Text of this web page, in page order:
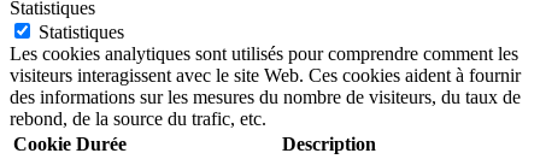
Statistiques
Statistiques
Les cookies analytiques sont utilisés pour comprendre comment les
visiteurs interagissent avec le site Web. Ces cookies aident à fournir
des informations sur les mesures du nombre de visiteurs, du taux de
rebond, de la source du trafic, etc.
Cookie Durée Description